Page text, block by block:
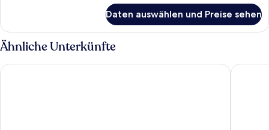
Doppelzimmer
Daten auswählen und Preise sehen
Ähnliche Unterkünfte
Premier Inn Stuttgart City Europaviertel Hotel